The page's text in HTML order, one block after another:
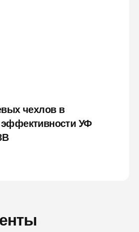
чехлов в
УФ